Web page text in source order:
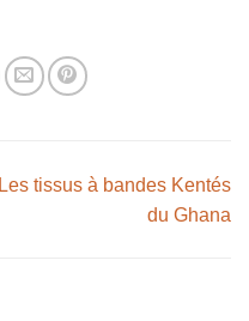
Les tissus à bandes Kentés
du Ghana